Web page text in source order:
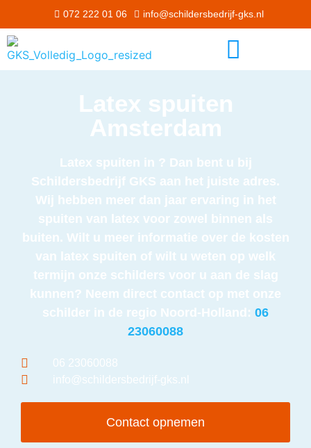
072 222 01 06 info@schildersbedrijf-gks.nl
Latex spuiten
Amsterdam
Latex spuiten in ? Dan bent u bij
Schildersbedrijf GKS aan het juiste adres.
Wij hebben meer dan jaar ervaring in het
spuiten van latex voor zowel binnen als
buiten. Wilt u meer informatie over de kosten
van latex spuiten of wilt u weten op welk
termijn onze schilders voor u aan de slag
kunnen? Neem direct contact op met onze
schilder in de regio Noord-Holland: 06
23060088
06 23060088
info@schildersbedrijf-gks.nl
Contact opnemen